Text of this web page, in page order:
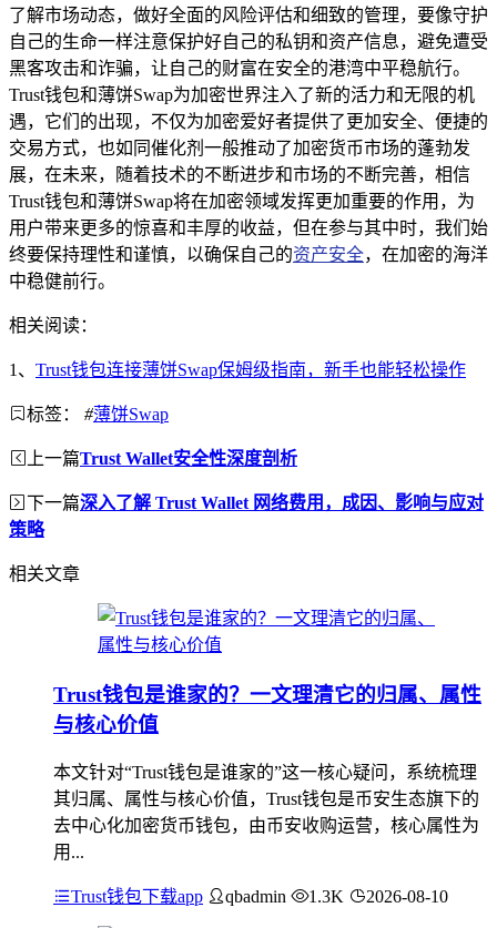
了解市场动态，做好全面的风险评估和细致的管理，要像守护
自己的生命一样注意保护好自己的私钥和资产信息，避免遭受
黑客攻击和诈骗，让自己的财富在安全的港湾中平稳航行。
Trust钱包和薄饼Swap为加密世界注入了新的活力和无限的机
遇，它们的出现，不仅为加密爱好者提供了更加安全、便捷的
交易方式，也如同催化剂一般推动了加密货币市场的蓬勃发
展，在未来，随着技术的不断进步和市场的不断完善，相信
Trust钱包和薄饼Swap将在加密领域发挥更加重要的作用，为
用户带来更多的惊喜和丰厚的收益，但在参与其中时，我们始
终要保持理性和谨慎，以确保自己的资产安全，在加密的海洋
中稳健前行。
相关阅读：
1、 Trust钱包连接薄饼Swap保姆级指南，新手也能轻松操作
标签： #薄饼Swap
上一篇Trust Wallet安全性深度剖析
下一篇深入了解 Trust Wallet 网络费用，成因、影响与应对
策略
相关文章
Trust钱包是谁家的？一文理清它的归属、属性
与核心价值
本文针对“Trust钱包是谁家的”这一核心疑问，系统梳理
其归属、属性与核心价值，Trust钱包是币安生态旗下的
去中心化加密货币钱包，由币安收购运营，核心属性为
用...
Trust钱包下载app qbadmin 1.3K 2026-08-10